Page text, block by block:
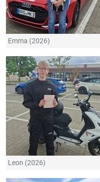
Emma (2026)
Leon (2026)